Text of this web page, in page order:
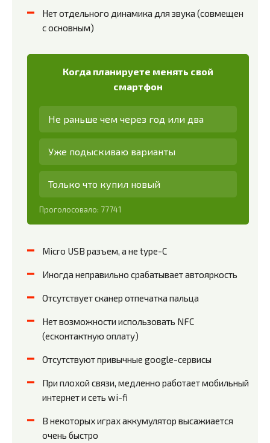
Нет отдельного динамика для звука (совмещен
с основным)
Когда планируете менять свой
смартфон
Не раньше чем через год или два
Уже подыскиваю варианты
Только что купил новый
Проголосовало: 77741
Micro USB разъем, а не type-C
Иногда неправильно срабатывает автояркость
Отсутствует сканер отпечатка пальца
Нет возможности использовать NFC
(есконтактную оплату)
Отсутствуют привычные google-сервисы
При плохой связи, медленно работает мобильный
интернет и сеть wi-fi
В некоторых играх аккумулятор высажиается
очень быстро